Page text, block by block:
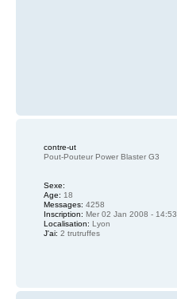
contre-ut
Pout-Pouteur Power Blaster G3
Sexe:
Age: 18
Messages: 4258
Inscription: Mer 02 Jan 2008 - 14:53
Localisation: Lyon
J'ai: 2 trutruffes